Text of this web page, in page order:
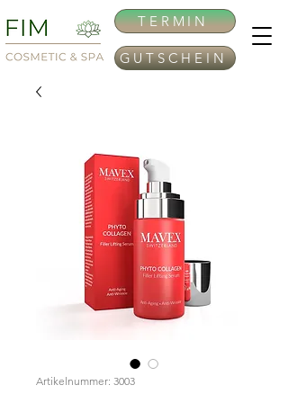
TERMIN
GUTSCHEIN
Artikelnummer: 3003